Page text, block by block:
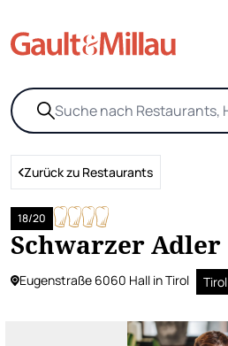
Zurück zu Restaurants
Schwarzer Adler
18/20
Eugenstraße 6060 Hall in Tirol Tirol